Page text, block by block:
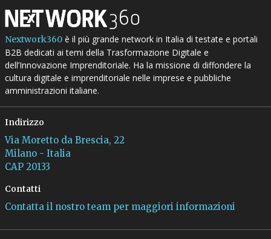
Nextwork360è il più grande network in Italia di testate e portali
B2B dedicati ai temi della Trasformazione Digitale e
dell’Innovazione Imprenditoriale. Ha la missione di diffondere la
cultura digitale e imprenditoriale nelle imprese e pubbliche
amministrazioni italiane.
Indirizzo
Via Moretto da Brescia, 22
Milano - Italia
CAP 20133
Contatti
Contatta il nostro team per maggiori informazioni